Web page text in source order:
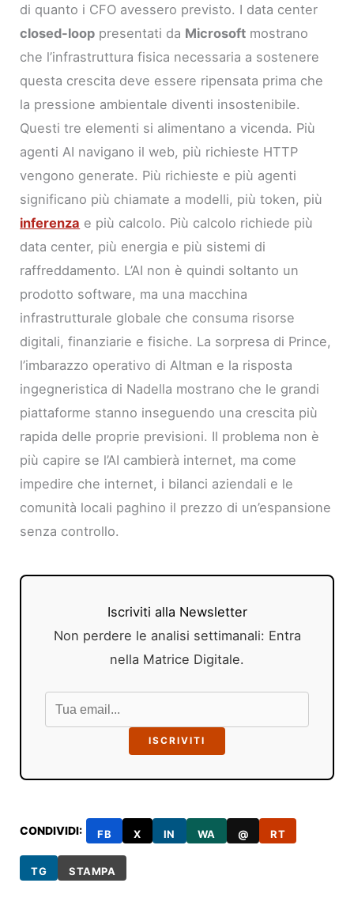
di quanto i CFO avessero previsto. I data center
closed-loop presentati da Microsoft mostrano
che l’infrastruttura fisica necessaria a sostenere
questa crescita deve essere ripensata prima che
la pressione ambientale diventi insostenibile.
Questi tre elementi si alimentano a vicenda. Più
agenti AI navigano il web, più richieste HTTP
vengono generate. Più richieste e più agenti
significano più chiamate a modelli, più token, più
inferenza e più calcolo. Più calcolo richiede più
data center, più energia e più sistemi di
raffreddamento. L’AI non è quindi soltanto un
prodotto software, ma una macchina
infrastrutturale globale che consuma risorse
digitali, finanziarie e fisiche. La sorpresa di Prince,
l’imbarazzo operativo di Altman e la risposta
ingegneristica di Nadella mostrano che le grandi
piattaforme stanno inseguendo una crescita più
rapida delle proprie previsioni. Il problema non è
più capire se l’AI cambierà internet, ma come
impedire che internet, i bilanci aziendali e le
comunità locali paghino il prezzo di un’espansione
senza controllo.
Iscriviti alla Newsletter
Non perdere le analisi settimanali: Entra
nella Matrice Digitale.
ISCRIVITI
CONDIVIDI: FB X IN WA @ RT
TG STAMPA